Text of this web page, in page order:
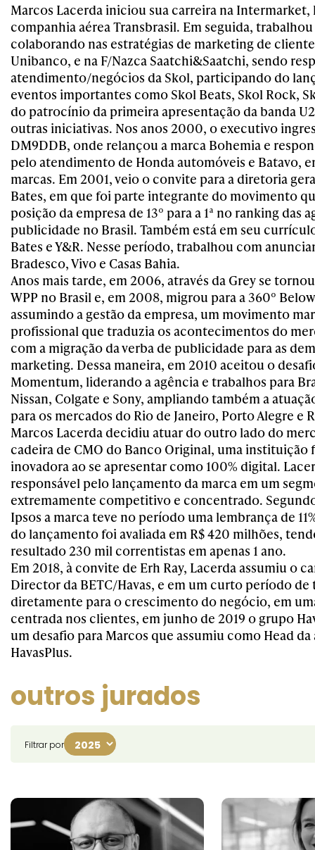
Marcos Lacerda iniciou sua carreira na Intermarket,
companhia aérea Transbrasil. Em seguida,
colaborando nas estratégias de marketing de
Unibanco, e na F/Nazca Saatchi&Saatchi, sendo
atendimento/negócios da Skol, participando do
eventos importantes como Skol Beats, Skol Rock,
do patrocínio da primeira apresentação da banda
outras iniciativas. Nos anos 2000, o executivo
DM9DDB, onde relançou a marca Bohemia e
pelo atendimento de Honda automóveis e Batavo,
marcas. Em 2001, veio o convite para a diretoria
Bates, em que foi parte integrante do movimento
posição da empresa de 13º para a 1ª no ranking das
publicidade no Brasil. Também está em seu
Bates e Y&R. Nesse período, trabalhou com
Bradesco, Vivo e Casas Bahia.
Anos mais tarde, em 2006, através da Grey se
WPP no Brasil e, em 2008, migrou para a 360º
assumindo a gestão da empresa, um movimento
profissional que traduzia os acontecimentos do
com a migração da verba de publicidade para as
marketing. Dessa maneira, em 2010 aceitou o
Momentum, liderando a agência e trabalhos para
Nissan, Colgate e Sony, ampliando também a
para os mercados do Rio de Janeiro, Porto Alegre e
Marcos Lacerda decidiu atuar do outro lado do
cadeira de CMO do Banco Original, uma instituição
inovadora ao se apresentar como 100% digital.
responsável pelo lançamento da marca em um
extremamente competitivo e concentrado.
Ipsos a marca teve no período uma lembrança de
do lançamento foi avaliada em R$ 420 milhões,
resultado 230 mil correntistas em apenas 1 ano.
Em 2018, à convite de Erh Ray, Lacerda assumiu o
Director da BETC/Havas, e em um curto período
diretamente para o crescimento do negócio, em
centrada nos clientes, em junho de 2019 o grupo
um desafio para Marcos que assumiu como Head da
HavasPlus.
outros jurados
Filtrar por